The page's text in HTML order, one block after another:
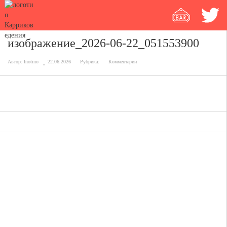
изображение_2026-06-22_051553900
Автор: Inotino 22.06.2026 Рубрика: Комментарии